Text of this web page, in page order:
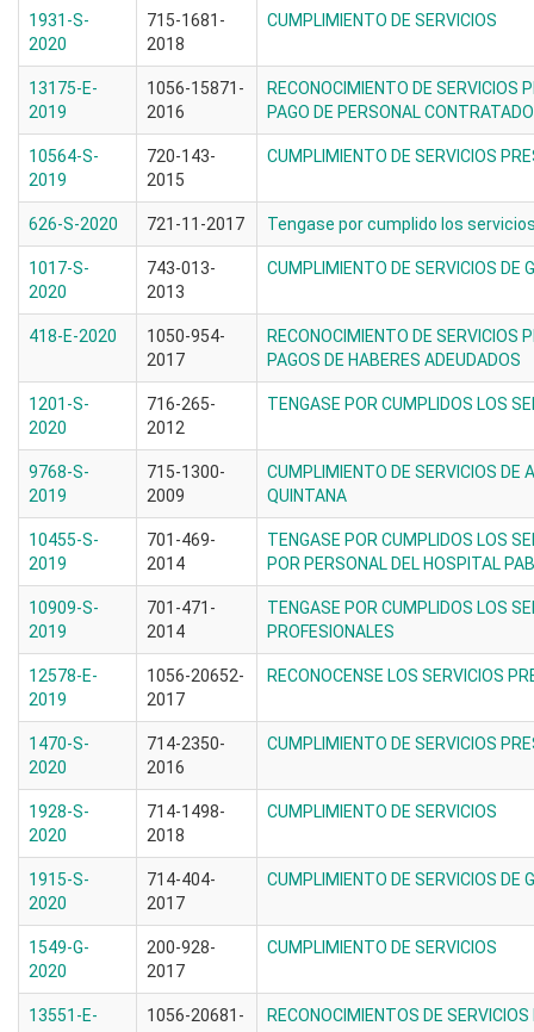
1931-S-
2020
715-1681-
2018
CUMPLIMIENTO DE SERVICIOS
13175-E-
2019
1056-15871-
2016
RECONOCIMIENTO DE SERVICIOS
PAGO DE PERSONAL
10564-S-
2019
720-143-
2015
CUMPLIMIENTO DE SERVICIOS
626-S-2020 721-11-2017 Tengase por cumplido los
1017-S-
2020
743-013-
2013
CUMPLIMIENTO DE SERVICIOS DE
418-E-2020
1050-954-
2017
RECONOCIMIENTO DE SERVICIOS
PAGOS DE HABERES ADEUDADOS
1201-S-
2020
716-265-
2012
TENGASE POR CUMPLIDOS LOS
9768-S-
2019
715-1300-
2009
CUMPLIMIENTO DE SERVICIOS DE
QUINTANA
10455-S-
2019
701-469-
2014
TENGASE POR CUMPLIDOS LOS
POR PERSONAL DEL HOSPITAL
10909-S-
2019
701-471-
2014
TENGASE POR CUMPLIDOS LOS
PROFESIONALES
12578-E-
2019
1056-20652-
2017
RECONOCENSE LOS SERVICIOS
1470-S-
2020
714-2350-
2016
CUMPLIMIENTO DE SERVICIOS
1928-S-
2020
714-1498-
2018
CUMPLIMIENTO DE SERVICIOS
1915-S-
2020
714-404-
2017
CUMPLIMIENTO DE SERVICIOS DE
1549-G-
2020
200-928-
2017
CUMPLIMIENTO DE SERVICIOS
13551-E-
1056-20681-
RECONOCIMIENTOS DE